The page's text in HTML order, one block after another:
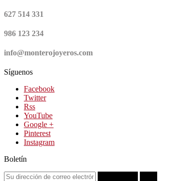
627 514 331
986 123 234
info@monterojoyeros.com
Síguenos
Facebook
Twitter
Rss
YouTube
Google +
Pinterest
Instagram
Boletín